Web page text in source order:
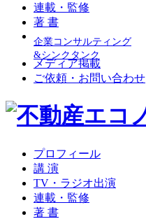
連載・監修
著 書
企業コンサルティング
&シンクタンク
メディア掲載
ご依頼・お問い合わせ
プロフィール
講 演
TV・ラジオ出演
連載・監修
著 書